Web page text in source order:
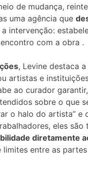
de mudança,
uma agência que
intervenção:
com a obra .
, Levine destaca
artistas e
ao curador
sobre o que
o halo do artista”
eles
diretamente
entre as